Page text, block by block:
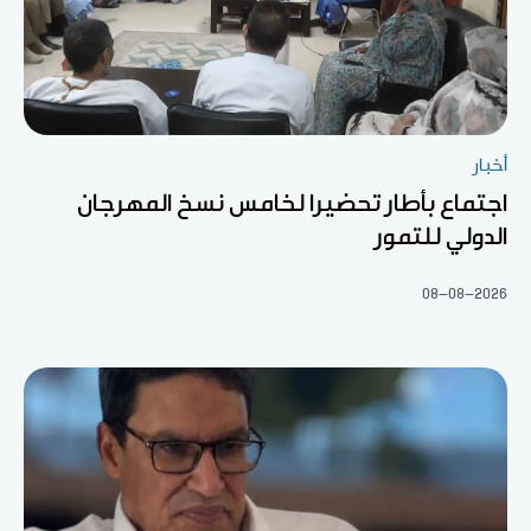
أخبار
اجتماع بأطار تحضيرا لخامس نسخ المهرجان
الدولي للتمور
08-08-2026